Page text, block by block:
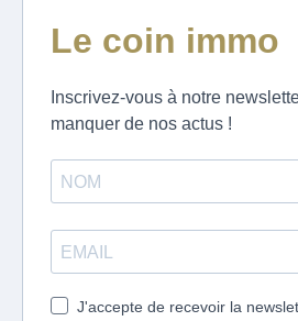
NOS
POLITIQUE DE
GESTION DES
MENTIONS